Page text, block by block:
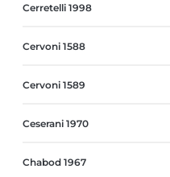
Cerretelli 1998
Cervoni 1588
Cervoni 1589
Ceserani 1970
Chabod 1967